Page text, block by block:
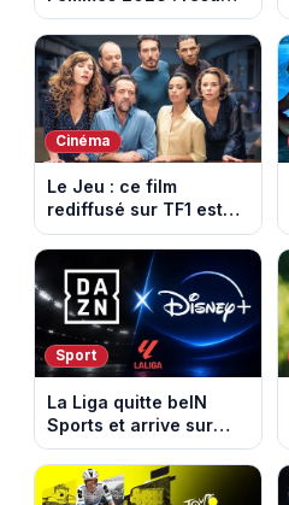
vidéo de la 6e étape
entre Montbrison et
Tournon-sur-Rhône
Cinéma
Le Jeu : ce film
rediffusé sur TF1 est
adapté d’un succès
italien devenu un
phénomène mondial
Sport
La Liga quitte beIN
Sports et arrive sur
DAZN et Disney+ en
France